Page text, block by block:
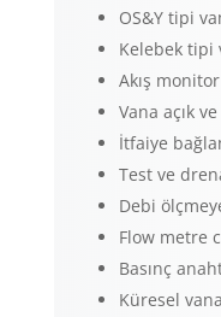
OS&Y tipi
Kelebek tipi
Akış
Vana açık
İtfaiye
Test ve
Debi
Flow metre
Basınç
Küresel